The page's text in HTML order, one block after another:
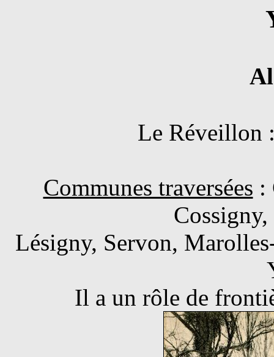
Le Réveillon
Communes traversées :
Lésigny, Servon,
Il a un rôle de